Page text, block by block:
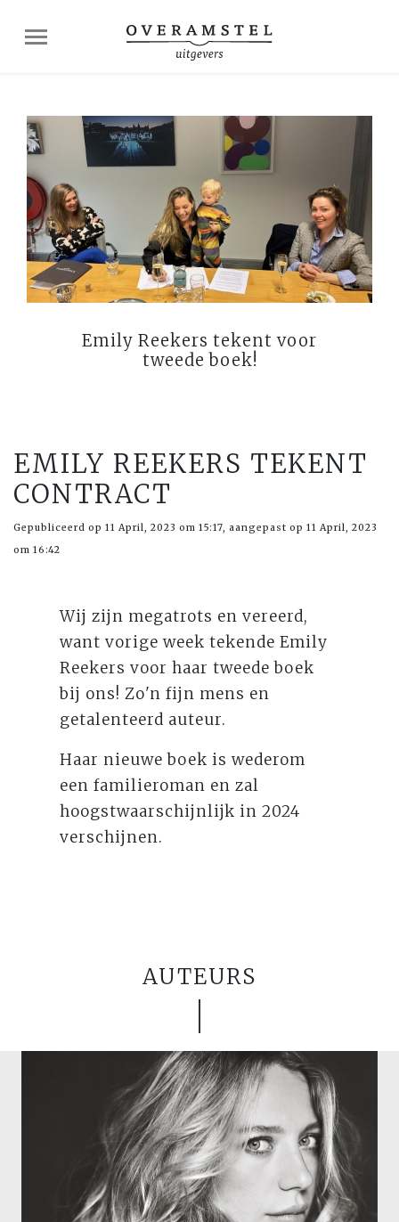
Emily Reekers tekent voor
tweede boek!
EMILY REEKERS TEKENT
CONTRACT
Gepubliceerd op 11 April, 2023 om 15:17, aangepast op 11 April, 2023
om 16:42
Wij zijn megatrots en vereerd,
want vorige week tekende Emily
Reekers voor haar tweede boek
bij ons! Zo'n fijn mens en
getalenteerd auteur.
Haar nieuwe boek is wederom
een familieroman en zal
hoogstwaarschijnlijk in 2024
verschijnen.
AUTEURS